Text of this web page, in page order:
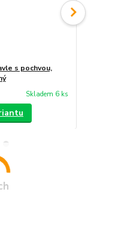
s pochvou,
Skladem 6 ks